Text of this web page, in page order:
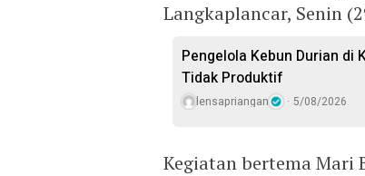
Langkaplancar, Senin
Pengelola Kebun Durian di
Tidak Produktif ‎
lensapriangan 5/08/2026
Kegiatan bertema Mari